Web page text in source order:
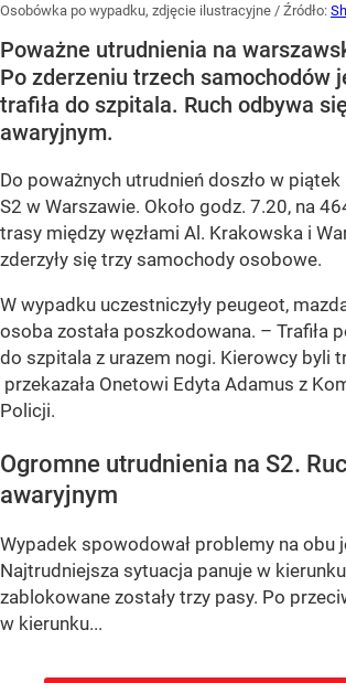
Osobówka po wypadku, zdjęcie ilustracyjne / Źródło:
Poważne utrudnienia na
Po zderzeniu trzech samochodów
trafiła do szpitala. Ruch odbywa
awaryjnym.
Do poważnych utrudnień doszło w
S2 w Warszawie. Około godz. 7.20, na
trasy między węzłami Al. Krakowska i
zderzyły się trzy samochody osobowe.
W wypadku uczestniczyły peugeot,
osoba została poszkodowana. – Trafiła
do szpitala z urazem nogi. Kierowcy byli
przekazała Onetowi Edyta Adamus z
Policji.
Ogromne utrudnienia na S2.
awaryjnym
Wypadek spowodował problemy na obu
Najtrudniejsza sytuacja panuje w
zablokowane zostały trzy pasy. Po
w kierunku...